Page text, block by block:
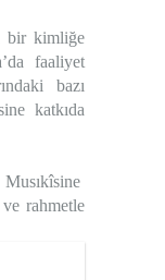
bir kimliğe
faaliyet
bazı
katkıda
ve rahmetle